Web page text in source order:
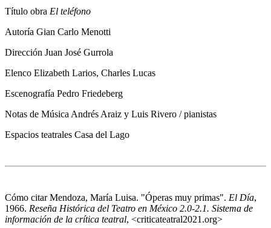
Título obra El teléfono
Autoría Gian Carlo Menotti
Dirección Juan José Gurrola
Elenco Elizabeth Larios, Charles Lucas
Escenografía Pedro Friedeberg
Notas de Música Andrés Araiz y Luis Rivero / pianistas
Espacios teatrales Casa del Lago
Cómo citarMendoza, María Luisa. "Óperas muy primas". El Día,
1966. Reseña Histórica del Teatro en México 2.0-2.1. Sistema de
información de la crítica teatral, <criticateatral2021.org>